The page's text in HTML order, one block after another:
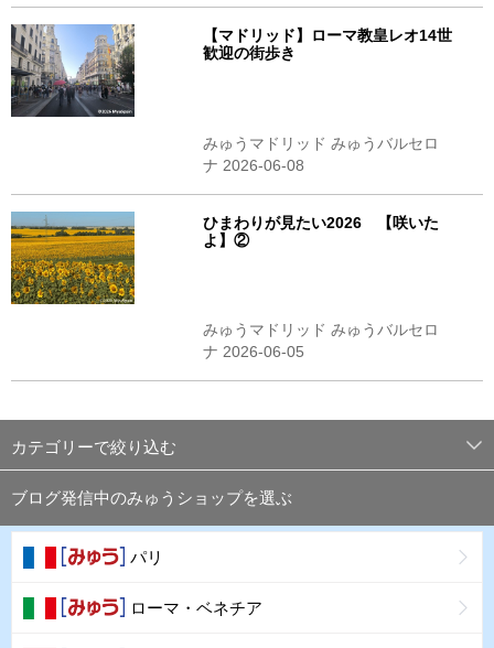
【マドリッド】ローマ教皇レオ14世
歓迎の街歩き
みゅうマドリッド みゅうバルセロ
ナ 2026-06-08
ひまわりが見たい2026 【咲いた
よ】②
みゅうマドリッド みゅうバルセロ
ナ 2026-06-05
カテゴリーで絞り込む
ブログ発信中のみゅうショップを選ぶ
パリ
ローマ・ベネチア